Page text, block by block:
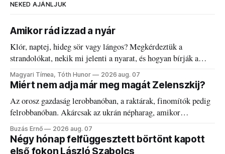
NEKED AJÁNLJUK
Amikor rád izzad a nyár
Klór, naptej, hideg sör vagy lángos? Megkérdeztük a
strandolókat, nekik mi jelenti a nyarat, és hogyan bírják a
kánikulát.
Magyari Tímea, Tóth Hunor 2026 aug. 07
Miért nem adja már meg magát Zelenszkij?
Az orosz gazdaság lerobbanóban, a raktárak, finomítók pedig
felrobbanóban. Akárcsak az ukrán népharag, amikor
elégedetlen vezetőivel.
Buzás Ernő 2026 aug. 07
Négy hónap felfüggesztett börtönt kapott
első fokon László Szabolcs